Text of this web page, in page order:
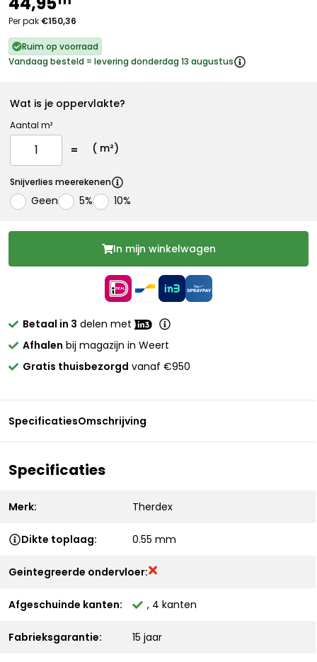
Per pak €150,36
Ruim op voorraad
Vandaag besteld = levering donderdag 13 augustus
Wat is je oppervlakte?
Aantal m²
( m²)
Snijverlies meerekenen
Geen 5% 10%
In mijn winkelwagen
Betaal in 3 delen met
Afhalen bij magazijn in Weert
Gratis thuisbezorgd vanaf €950
SpecificatiesOmschrijving
Specificaties
Merk: Therdex
Dikte toplaag: 0.55 mm
Geintegreerde ondervloer:
Afgeschuinde kanten: , 4 kanten
Fabrieksgarantie: 15 jaar